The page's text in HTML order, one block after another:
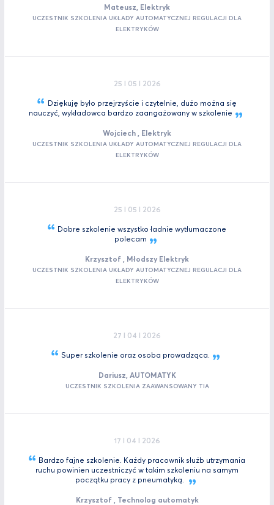
Mateusz, Elektryk
UCZESTNIK SZKOLENIA UKŁADY AUTOMATYCZNEJ REGULACJI DLA
ELEKTRYKÓW
25 I 05 I 2026
Dziękuję było przejrzyście i czytelnie, dużo można się
nauczyć, wykładowca bardzo zaangażowany w szkolenie
Wojciech , Elektryk
UCZESTNIK SZKOLENIA UKŁADY AUTOMATYCZNEJ REGULACJI DLA
ELEKTRYKÓW
25 I 05 I 2026
Dobre szkolenie wszystko ładnie wytłumaczone
polecam
Krzysztof , Młodszy Elektryk
UCZESTNIK SZKOLENIA UKŁADY AUTOMATYCZNEJ REGULACJI DLA
ELEKTRYKÓW
27 I 04 I 2026
Super szkolenie oraz osoba prowadząca.
Dariusz, AUTOMATYK
UCZESTNIK SZKOLENIA ZAAWANSOWANY TIA
17 I 04 I 2026
Bardzo fajne szkolenie. Każdy pracownik służb utrzymania
ruchu powinien uczestniczyć w takim szkoleniu na samym
początku pracy z pneumatyką.
Krzysztof , Technolog automatyk